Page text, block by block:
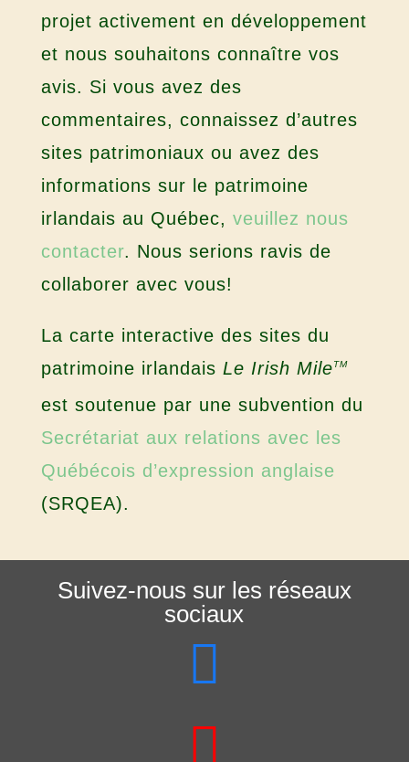
projet activement en développement
et nous souhaitons connaître vos
avis. Si vous avez des
commentaires, connaissez d’autres
sites patrimoniaux ou avez des
informations sur le patrimoine
irlandais au Québec, veuillez nous
contacter. Nous serions ravis de
collaborer avec vous!
La carte interactive des sites du
patrimoine irlandais Le Irish MileTM
est soutenue par une subvention du
Secrétariat aux relations avec les
Québécois d’expression anglaise
(SRQEA).
Suivez-nous sur les réseaux
sociaux

